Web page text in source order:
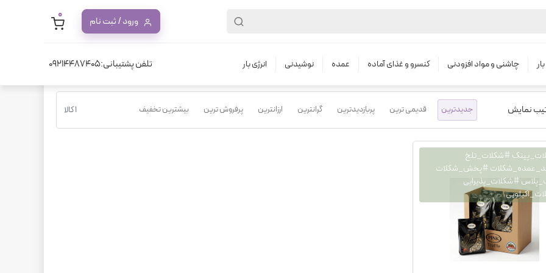
ورود / ثبت نام 0
چاشنی و مواد افزودنی کنسرو و غذای آماده عمده نوشیدنی انرژی بار تلفن پشتیبانی:09214487405 محصولات خرید عمده مواد غذایی
نمایش جدیدترین قدیمی ترین پربازدیدترین گرانترین ارزانترین پرفروش ترین بیشترین تخفیف 1 کالا
#شکلات_تلخ
#پخش_شکلات
#شکلات_پذیرایی